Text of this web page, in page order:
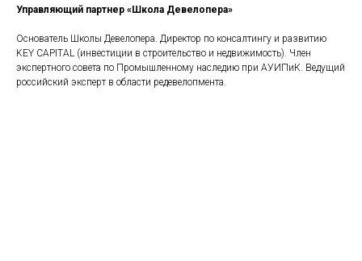
Управляющий партнер «Школа Девелопера»
Основатель Школы Девелопера. Директор по консалтингу и развитию
KEY CAPITAL (инвестиции в строительство и недвижимость). Член
экспертного совета по Промышленному наследию при АУИПиК. Ведущий
российский эксперт в области редевелопмента.